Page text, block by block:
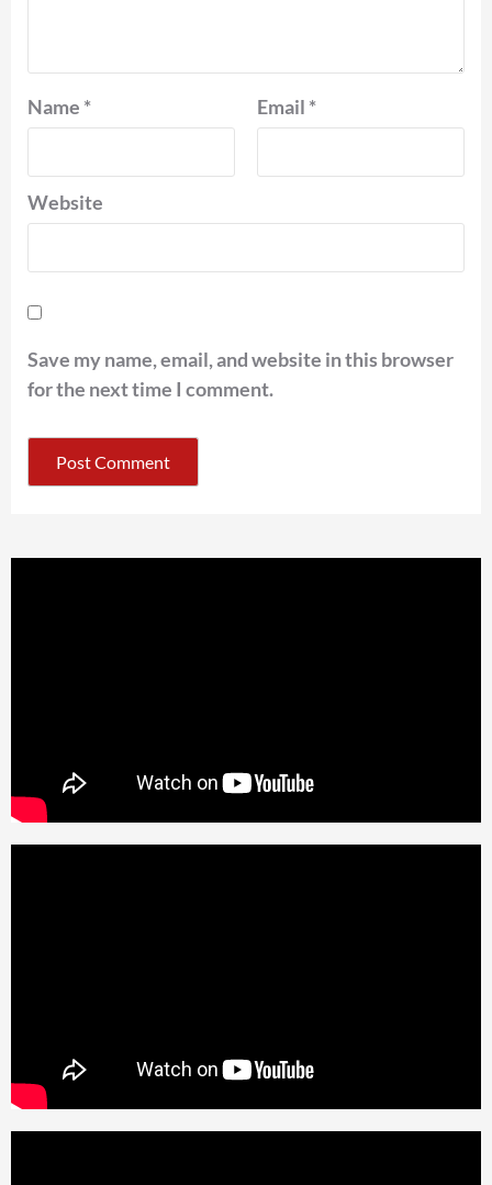
Name * Email *
Website
Save my name, email, and website in this browser
for the next time I comment.